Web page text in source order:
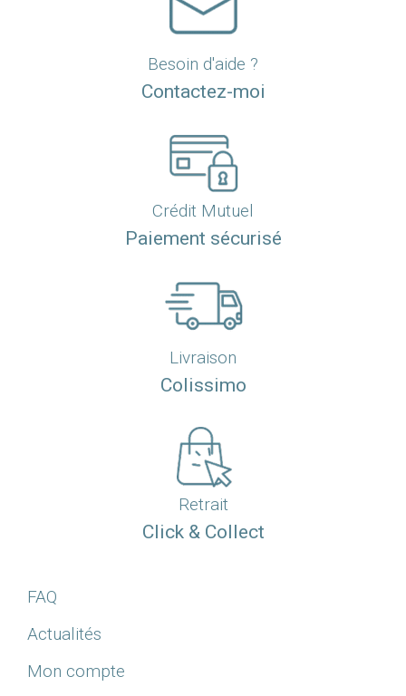
Besoin d'aide ?
Contactez-moi
Crédit Mutuel
Paiement sécurisé
Livraison
Colissimo
Retrait
Click & Collect
FAQ
Actualités
Mon compte